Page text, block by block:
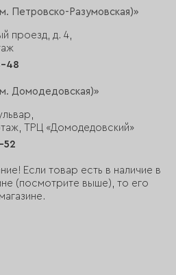
Петровско-Разумовская)»
проезд, д. 4,
48
Домодедовская)»
ТРЦ «Домодедовский»
52
Если товар есть в наличие в
(посмотрите выше), то его